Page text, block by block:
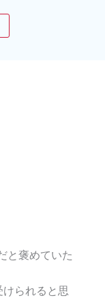
と褒めていた
られると思